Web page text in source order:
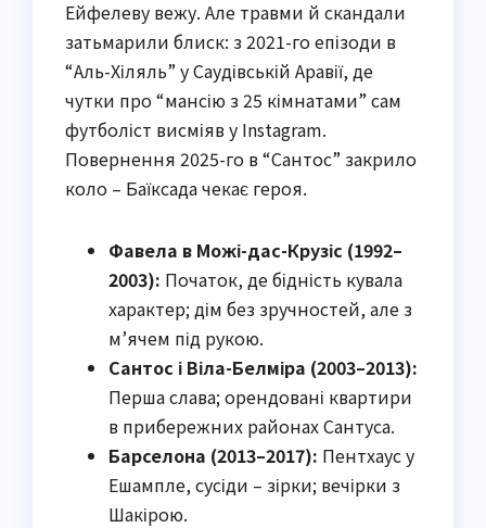
Ейфелеву вежу. Але травми й скандали
затьмарили блиск: з 2021-го епізоди в
“Аль-Хіляль” у Саудівській Аравії, де
чутки про “мансію з 25 кімнатами” сам
футболіст висміяв у Instagram.
Повернення 2025-го в “Сантос” закрило
коло – Баїксада чекає героя.
Фавела в Можі-дас-Крузіс (1992–
2003): Початок, де бідність кувала
характер; дім без зручностей, але з
м’ячем під рукою.
Сантос і Віла-Белміра (2003–2013):
Перша слава; орендовані квартири
в прибережних районах Сантуса.
Барселона (2013–2017): Пентхаус у
Ешампле, сусіди – зірки; вечірки з
Шакірою.